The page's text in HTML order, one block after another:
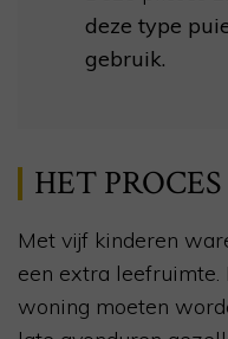
deze type
gebruik.
HET PROCES
Met vijf kinderen
een extra leefruimte.
woning moeten